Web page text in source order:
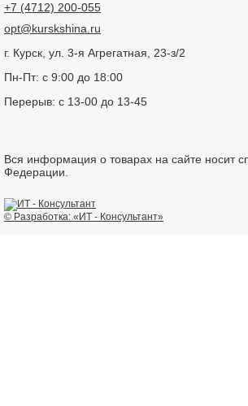
+7 (4712) 200-055
opt@kurskshina.ru
г. Курск, ул. 3-я Агрегатная, 23-з/2
Пн-Пт: с 9:00 до 18:00
Перерыв: с 13-00 до 13-45
Вся информация о товарах на сайте носит
Федерации.
© Разработка: «ИТ - Консультант»